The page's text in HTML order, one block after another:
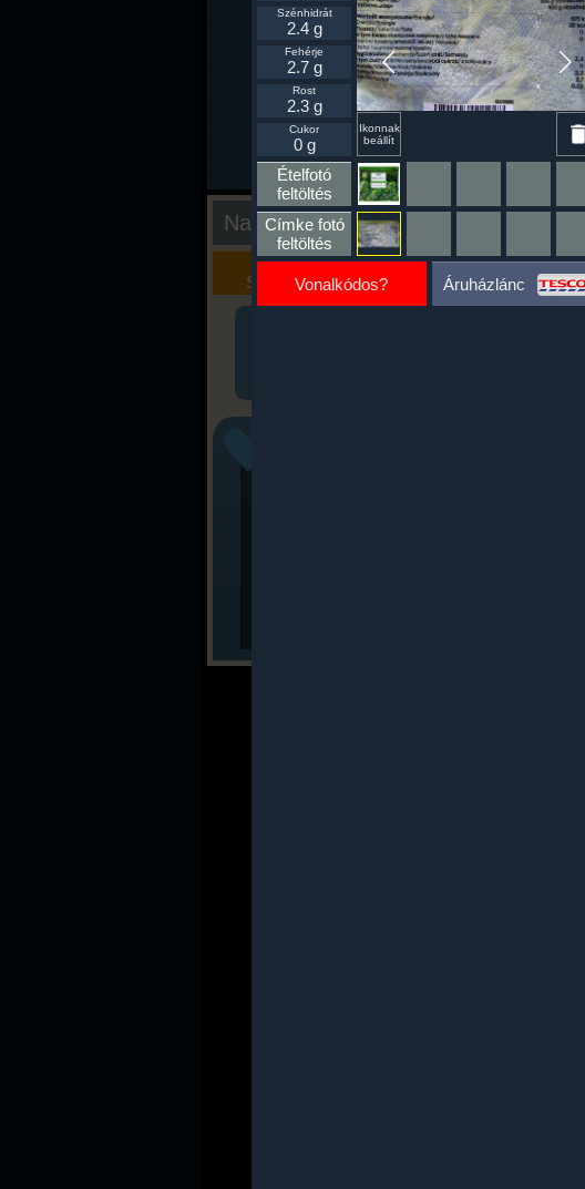
Nap kiértékelése
Kalória
Szimulátor
Szöveges
Értékelés
Ikonnak
beállít
Szénhidrát
2.4 g
Fehérje
2.7 g
Rost
2.3 g
Cukor
0 g
Ételfotó
feltöltés
Címke fotó
feltöltés
Vonalkódos? Áruházlánc